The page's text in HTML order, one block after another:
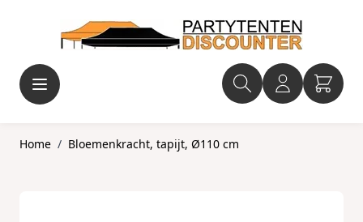
Home / Bloemenkracht, tapijt, Ø110 cm